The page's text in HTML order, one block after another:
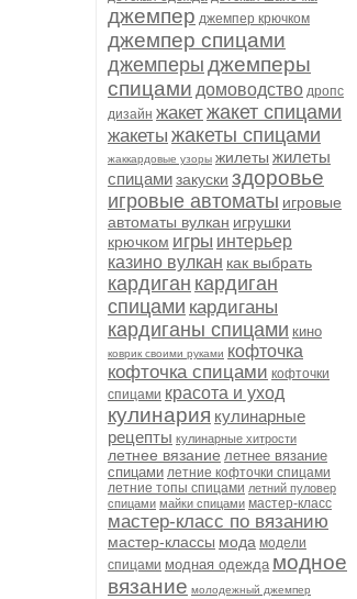
джемпер джемпер крючком
джемпер спицами
джемперы джемперы
спицами домоводство дропс
дизайн жакетжакет спицами
жакеты жакеты спицами
жаккардовые узоры жилеты жилеты
спицамизакуски здоровье
игровые автоматы игровые
автоматы вулкан игрушки
крючком игры интерьер
казино вулкан как выбрать
кардиган кардиган
спицами кардиганы
кардиганы спицами кино
коврик своими руками кофточка
кофточка спицами кофточки
спицами красота и уход
кулинария кулинарные
рецепты кулинарные хитрости
летнее вязание летнее вязание
спицами летние кофточки спицами
летние топы спицами летний пуловер
спицами майки спицами мастер-класс
мастер-класс по вязанию
мастер-классы мода модели
спицами модная одежда модное
вязание молодежный джемпер